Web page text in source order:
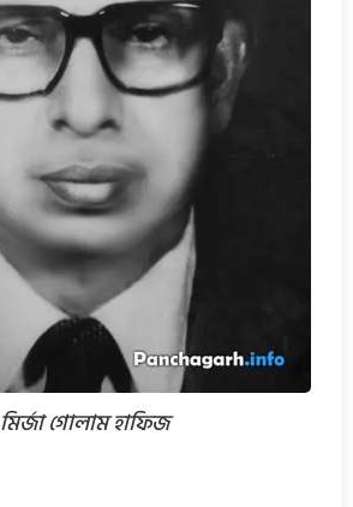
মির্জা গোলাম হাফিজ